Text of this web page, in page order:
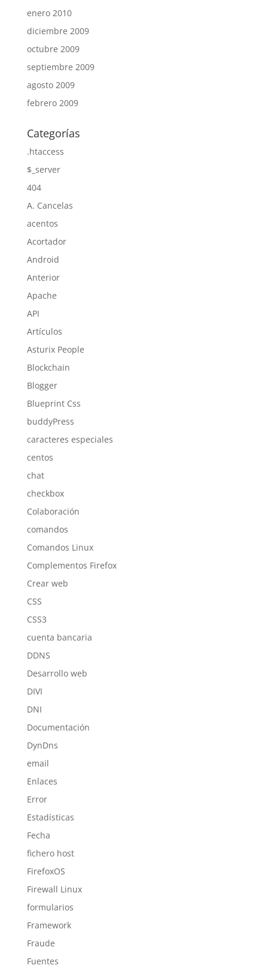
enero 2010
diciembre 2009
octubre 2009
septiembre 2009
agosto 2009
febrero 2009
Categorías
.htaccess
$_server
404
A. Cancelas
acentos
Acortador
Android
Anterior
Apache
API
Artículos
Asturix People
Blockchain
Blogger
Blueprint Css
buddyPress
caracteres especiales
centos
chat
checkbox
Colaboración
comandos
Comandos Linux
Complementos Firefox
Crear web
CSS
CSS3
cuenta bancaria
DDNS
Desarrollo web
DIVI
DNI
Documentación
DynDns
email
Enlaces
Error
Estadísticas
Fecha
fichero host
FirefoxOS
Firewall Linux
formularios
Framework
Fraude
Fuentes